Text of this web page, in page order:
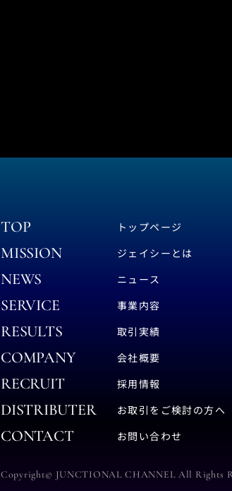
TOP トップページ
MISSION ジェイシーとは
NEWS ニュース
SERVICE 事業内容
RESULTS 取引実績
COMPANY 会社概要
RECRUIT 採用情報
DISTRIBUTER お取引をご検討の方へ
CONTACT お問い合わせ
Copyright© JUNCTIONAL CHANNEL All Rights